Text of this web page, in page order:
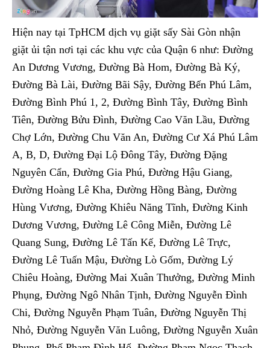
Hiện nay tại TpHCM dịch vụ giặt sấy Sài Gòn nhận
giặt ủi tận nơi tại các khu vực của Quận 6 như: Đường
An Dương Vương, Đường Bà Hom, Đường Bà Ký,
Đường Bà Lài, Đường Bãi Sậy, Đường Bến Phú Lâm,
Đường Bình Phú 1, 2, Đường Bình Tây, Đường Bình
Tiên, Đường Bửu Đình, Đường Cao Văn Lầu, Đường
Chợ Lớn, Đường Chu Văn An, Đường Cư Xá Phú Lâm
A, B, D, Đường Đại Lộ Đông Tây, Đường Đặng
Nguyên Cẩn, Đường Gia Phú, Đường Hậu Giang,
Đường Hoàng Lê Kha, Đường Hồng Bàng, Đường
Hùng Vương, Đường Khiêu Năng Tĩnh, Đường Kinh
Dương Vương, Đường Lê Công Miễn, Đường Lê
Quang Sung, Đường Lê Tấn Kế, Đường Lê Trực,
Đường Lê Tuấn Mậu, Đường Lò Gốm, Đường Lý
Chiêu Hoàng, Đường Mai Xuân Thưởng, Đường Minh
Phụng, Đường Ngô Nhân Tịnh, Đường Nguyễn Đình
Chi, Đường Nguyễn Phạm Tuân, Đường Nguyễn Thị
Nhỏ, Đường Nguyễn Văn Luông, Đường Nguyễn Xuân